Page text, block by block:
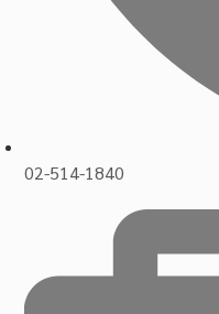
02-514-1840